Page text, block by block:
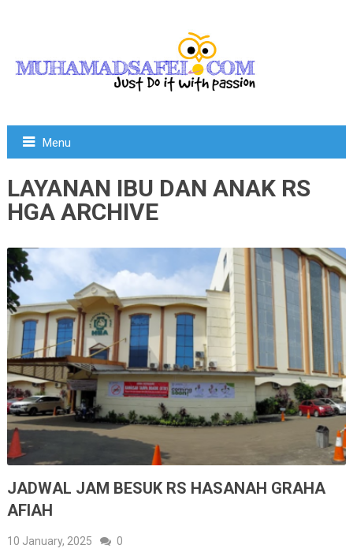
Menu
LAYANAN IBU DAN ANAK RS
HGA ARCHIVE
JADWAL JAM BESUK RS HASANAH GRAHA
AFIAH
10 January, 2025 0